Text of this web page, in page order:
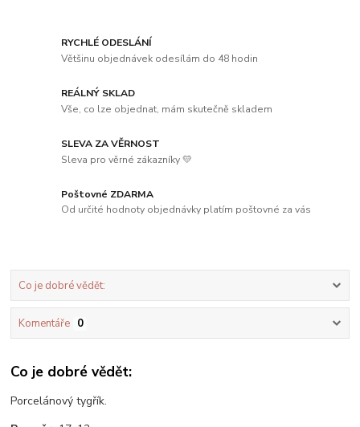
RYCHLÉ ODESLÁNÍ
Většinu objednávek odesílám do 48 hodin
REÁLNÝ SKLAD
Vše, co lze objednat, mám skutečně skladem
SLEVA ZA VĚRNOST
Sleva pro věrné zákazníky 💛
Poštovné ZDARMA
Od určité hodnoty objednávky platím poštovné za vás
Co je dobré vědět:
Komentáře 0
Co je dobré vědět:
Porcelánový tygřík.